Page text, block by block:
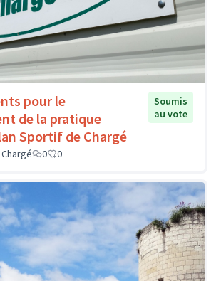
pour le
de la pratique
Sportif de Chargé
Soumis
au vote
0 0